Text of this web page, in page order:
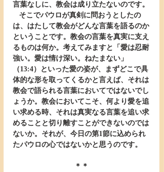
言葉なしに、教会は成り立たないのです。
は、はたして教会がどんな言葉を語るのか
ということです。教会の言葉を真実に支え
るものは何か。考えてみますと「愛は忍耐
強い。愛は情け深い。ねたまない」
（13:4）といった愛の姿が、まずどこで具
体的な形を取ってくるかと言えば、それは
教会で語られる言葉においてではないでし
ょうか。教会においてこそ、何より愛を追
い求める時、それは真実なる言葉を追い求
めることと切り離すことができないのでは
ないか。それが、今日の第1節に込められ
たパウロの心ではないかと思うのです。
＊＊